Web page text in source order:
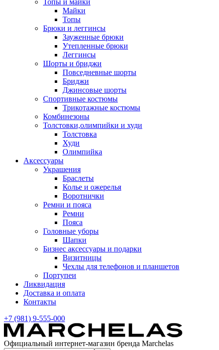
Топы и майки
Майки
Топы
Брюки и леггинсы
Зауженные брюки
Утепленные брюки
Леггинсы
Шорты и бриджи
Повседневные шорты
Бриджи
Джинсовые шорты
Спортивные костюмы
Трикотажные костюмы
Комбинезоны
Толстовки,олимпийки и худи
Толстовка
Худи
Олимпийка
Аксессуары
Украшения
Браслеты
Колье и ожерелья
Воротнички
Ремни и пояса
Ремни
Пояса
Головные уборы
Шапки
Бизнес аксессуары и подарки
Визитницы
Чехлы для телефонов и планшетов
Портупеи
Ликвидация
Доставка и оплата
Контакты
+7 (981) 9-555-000
Официальный интернет-магазин бренда Marchelas